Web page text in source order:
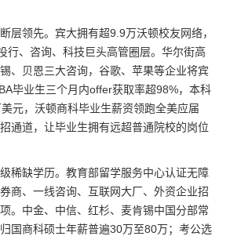
层领先。宾大拥有超9.9万沃顿校友网络，
行、咨询、科技巨头高管圈层。华尔街高
、贝恩三大咨询，谷歌、苹果等企业将宾
毕业生三个月内offer获取率超98%，本科
元，沃顿商科毕业生薪资领跑全美应届
通道，让毕业生拥有远超普通院校的岗位
稀缺学历。教育部留学服务中心认证无障
商、一线咨询、互联网大厂、外资企业招
。中金、中信、红杉、麦肯锡中国分部常
国商科硕士年薪普遍30万至80万；考公选